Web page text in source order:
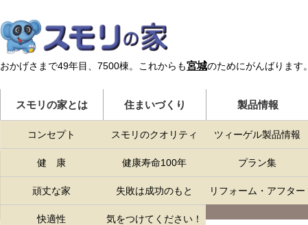
おかげさまで49年目、7500棟。 これからも宮城のためにがんばります。
スモリの家とは
コンセプト
健 康
頑丈な家
快適性
住まいづくり
スモリのクオリティ
健康寿命100年
失敗は成功のもと
気をつけてください！
製品情報
ツィーゲル製品情報
プラン集
リフォーム・アフター